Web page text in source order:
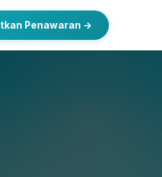
Penawaran →